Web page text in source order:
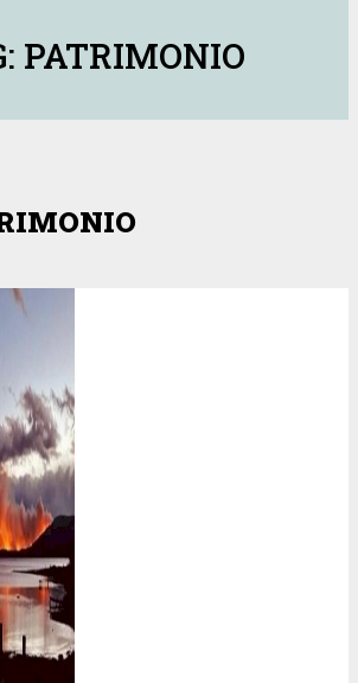
PATRIMONIO